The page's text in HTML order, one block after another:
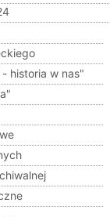
historia w nas"